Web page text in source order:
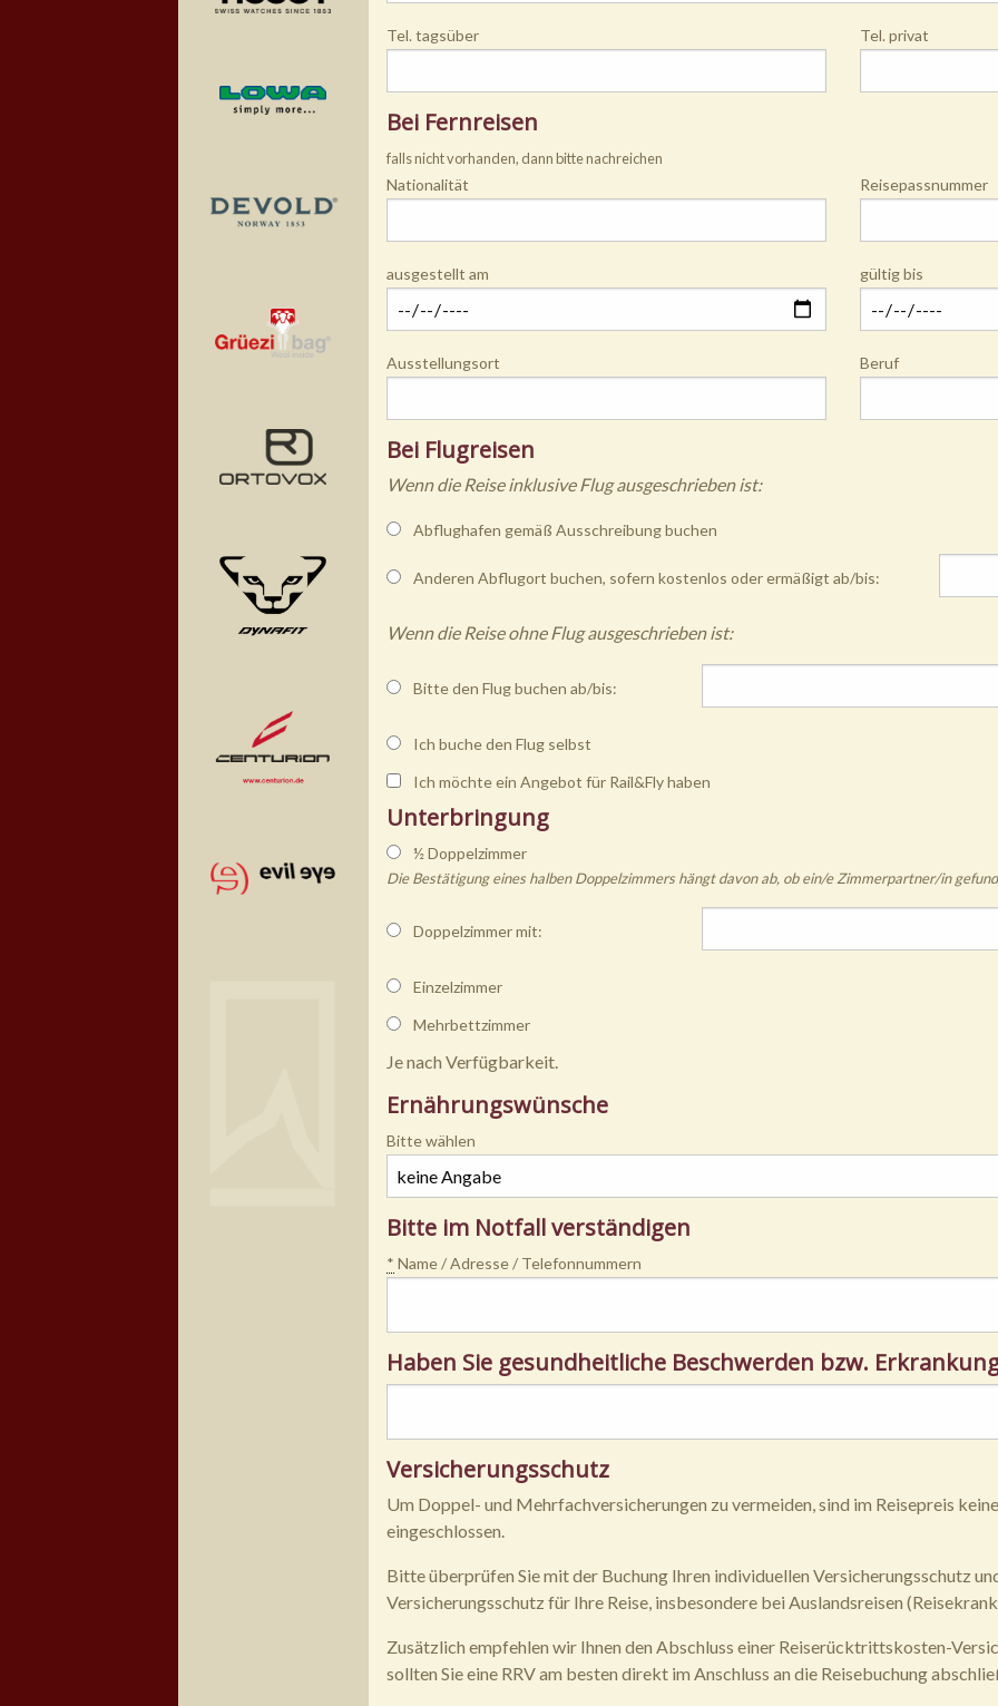
Tel. tagsüber Tel. privat
Bei Fernreisen
falls nicht vorhanden, dann bitte nachreichen
Nationalität Reisepassnummer
ausgestellt am gültig bis
Ausstellungsort Beruf
Bei Flugreisen
Wenn die Reise inklusive Flug ausgeschrieben ist:
Abflughafen gemäß Ausschreibung buchen
Anderen Abflugort buchen, sofern kostenlos oder ermäßigt ab/bis:
Wenn die Reise ohne Flug ausgeschrieben ist:
Bitte den Flug buchen ab/bis:
Ich buche den Flug selbst
Ich möchte ein Angebot für Rail&Fly haben
Unterbringung
½ Doppelzimmer
Die Bestätigung eines halben Doppelzimmers hängt davon ab, ob ein/e Zimmerpartner/in
Doppelzimmer mit:
Einzelzimmer
Mehrbettzimmer
Je nach Verfügbarkeit.
Ernährungswünsche
Bitte wählen
Bitte im Notfall verständigen
* Name / Adresse / Telefonnummern
Haben Sie gesundheitliche Beschwerden bzw.
Versicherungsschutz
Um Doppel- und Mehrfachversicherungen zu vermeiden, sind im Reisepreis
eingeschlossen.
Bitte überprüfen Sie mit der Buchung Ihren individuellen Versicherungsschutz
Versicherungsschutz für Ihre Reise, insbesondere bei Auslandsreisen
Zusätzlich empfehlen wir Ihnen den Abschluss einer Reiserücktrittskosten-
sollten Sie eine RRV am besten direkt im Anschluss an die Reisebuchung